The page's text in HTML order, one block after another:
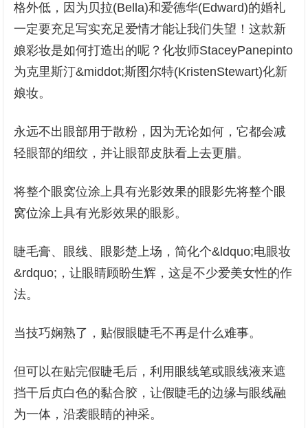
格外低，因为贝拉(Bella)和爱德华(Edward)的婚礼
一定要充足写实充足爱情才能让我们失望！这款新
娘彩妆是如何打造出的呢？化妆师StaceyPanepinto
为克里斯汀&middot;斯图尔特(KristenStewart)化新
娘妆。
永远不出眼部用于散粉，因为无论如何，它都会减
轻眼部的细纹，并让眼部皮肤看上去更腊。
将整个眼窝位涂上具有光影效果的眼影先将整个眼
窝位涂上具有光影效果的眼影。
睫毛膏、眼线、眼影楚上场，简化个&ldquo;电眼妆
&rdquo;，让眼睛顾盼生辉，这是不少爱美女性的作
法。
当技巧娴熟了，贴假眼睫毛不再是什么难事。
但可以在贴完假睫毛后，利用眼线笔或眼线液来遮
挡干后贞白色的黏合胶，让假睫毛的边缘与眼线融
为一体，沿袭眼睛的神采。